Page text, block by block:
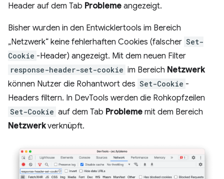
Header auf dem Tab Probleme angezeigt.
Bisher wurden in den Entwicklertools im Bereich
„Netzwerk“ keine fehlerhaften Cookies (falscher Set-
Cookie -Header) angezeigt. Mit dem neuen Filter
response-header-set-cookie im Bereich Netzwerk
können Nutzer die Rohantwort des Set-Cookie -
Headers filtern. In DevTools werden die Rohkopfzeilen
Set-Cookie auf dem Tab Probleme mit dem Bereich
Netzwerkverknüpft.